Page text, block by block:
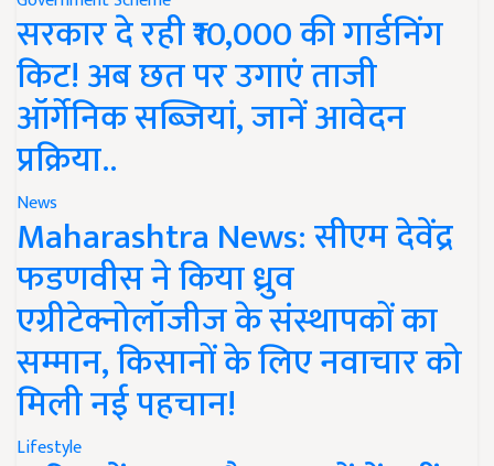
सरकार दे रही ₹10,000 की गार्डनिंग
किट! अब छत पर उगाएं ताजी
ऑर्गेनिक सब्जियां, जानें आवेदन
प्रक्रिया..
News
Maharashtra News: सीएम देवेंद्र
फडणवीस ने किया ध्रुव
एग्रीटेक्नोलॉजीज के संस्थापकों का
सम्मान, किसानों के लिए नवाचार को
मिली नई पहचान!
Lifestyle